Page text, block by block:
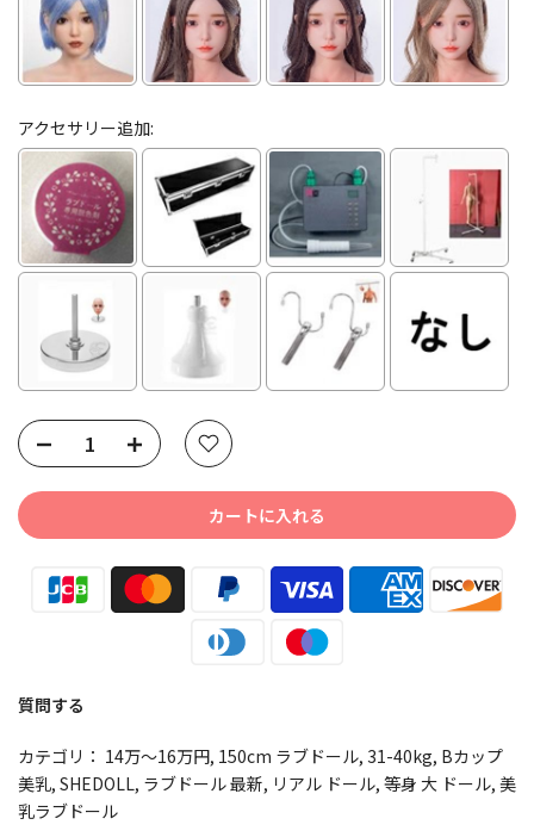
アクセサリー追加:
Selection will add to the price
カートに入れる
質問する
カテゴリ： 14万～16万円 150cm ラブドール 31-40kg Bカップ
美乳 SHEDOLL ラブドール 最新 リアル ドール 等身 大 ドール 美
乳ラブドール